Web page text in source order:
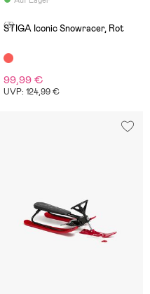
(3)
STIGA Iconic Snowracer, Rot
99,99 €
UVP: 124,99 €